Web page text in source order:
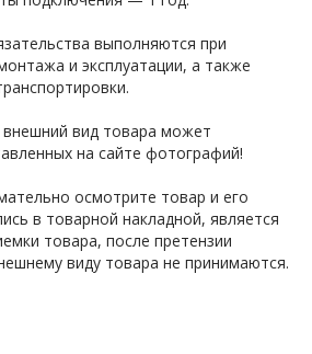
выполняются при
и эксплуатации, а также
вид товара может
на сайте фотографий!
осмотрите товар и его
в товарной накладной, является
товара, после претензии
виду товара не принимаются.